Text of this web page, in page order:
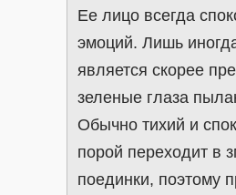
Ее лицо всегда
эмоций. Лишь
является скорее
зеленые глаза
Обычно тихий и
порой переходит в
поединки, поэтому